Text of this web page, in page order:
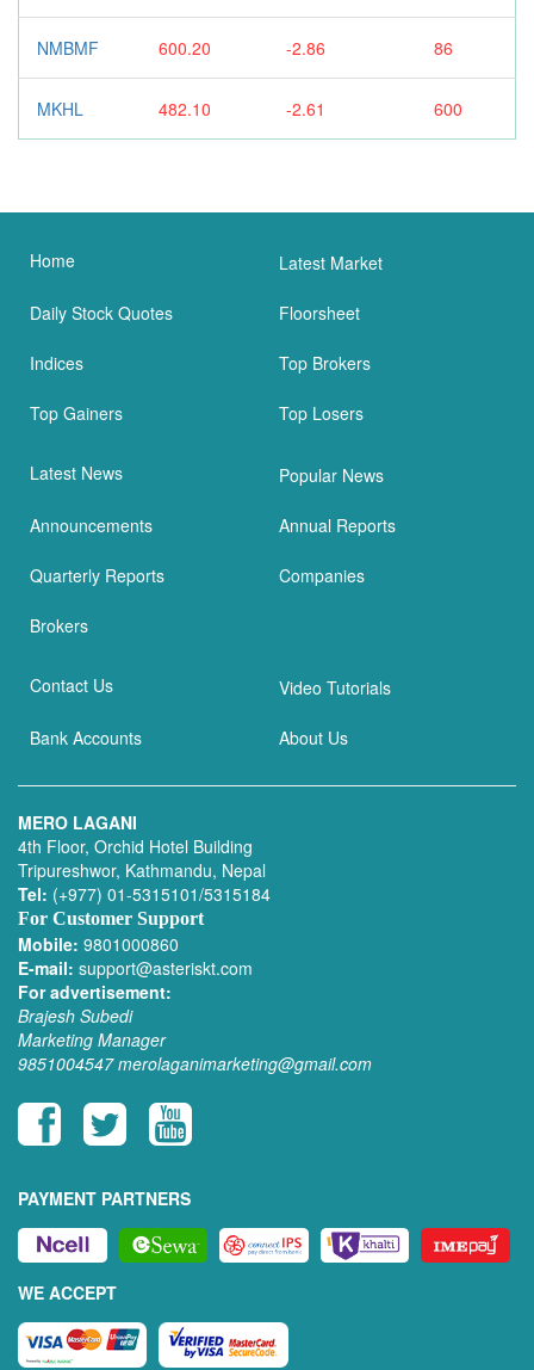
NMBMF 600.20 -2.86 86
MKHL 482.10 -2.61 600
Home Latest Market
Daily Stock Quotes Floorsheet
Indices Top Brokers
Top Gainers Top Losers
Latest News Popular News
Announcements Annual Reports
Quarterly Reports Companies
Brokers
Contact Us Video Tutorials
Bank Accounts About Us
MERO LAGANI
4th Floor, Orchid Hotel Building
Tripureshwor, Kathmandu, Nepal
Tel: (+977) 01-5315101/5315184
For Customer Support
Mobile: 9801000860
E-mail: support@asteriskt.com
For advertisement:
Brajesh Subedi
Marketing Manager
9851004547 merolaganimarketing@gmail.com
PAYMENT PARTNERS
WE ACCEPT